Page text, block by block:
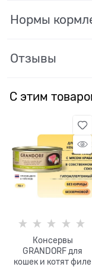
Нормы
Отзывы
С этим
Консервы
GRANDORF для
кошек и котят филе